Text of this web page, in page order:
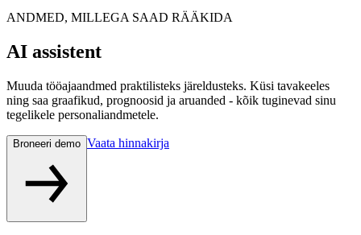
ANDMED, MILLEGA SAAD RÄÄKIDA
AI assistent
Muuda tööajaandmed praktilisteks järeldusteks. Küsi tavakeeles
ning saa graafikud, prognoosid ja aruanded - kõik tuginevad sinu
tegelikele personaliandmetele.
Broneeri demo Vaata hinnakirja